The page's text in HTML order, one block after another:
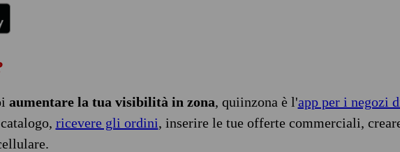
aumentare la tua visibilità in zona, quiinzona è l'app per i negozi
ricevere gli ordini, inserire le tue offerte commerciali,